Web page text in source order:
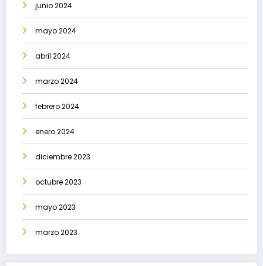
junio 2024
mayo 2024
abril 2024
marzo 2024
febrero 2024
enero 2024
diciembre 2023
octubre 2023
mayo 2023
marzo 2023